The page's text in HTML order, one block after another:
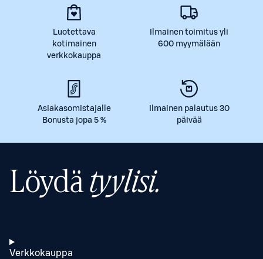
Luotettava
kotimainen
verkkokauppa
Ilmainen toimitus yli
600 myymälään
Asiakasomistajalle
Bonusta jopa 5 %
Ilmainen palautus 30
päivää
Löydätyylisi.
Verkkokauppa